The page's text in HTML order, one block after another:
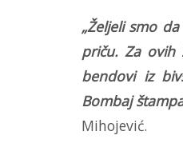
„Željeli smo
priču. Za ovih
bendovi iz
Bombaj
Mihojević.